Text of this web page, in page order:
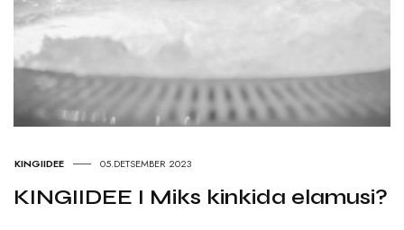
KINGIIDEE 05.DETSEMBER 2023
KINGIIDEE I Miks kinkida elamusi?